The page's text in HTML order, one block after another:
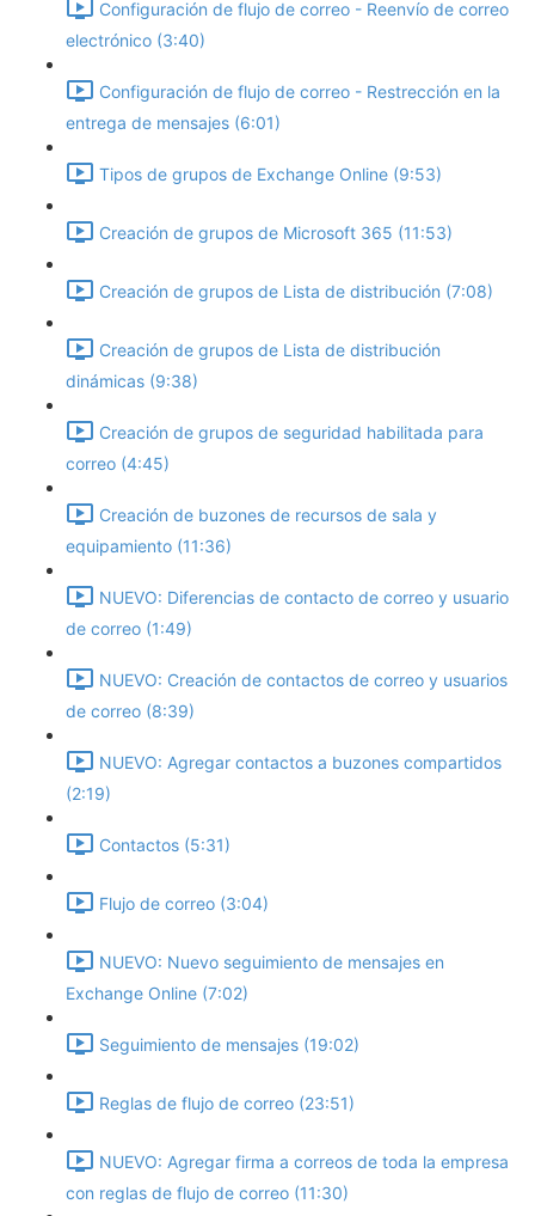
Configuración de flujo de correo - Reenvío de correo
electrónico (3:40)
Configuración de flujo de correo - Restrección en la
entrega de mensajes (6:01)
Tipos de grupos de Exchange Online (9:53)
Creación de grupos de Microsoft 365 (11:53)
Creación de grupos de Lista de distribución (7:08)
Creación de grupos de Lista de distribución
dinámicas (9:38)
Creación de grupos de seguridad habilitada para
correo (4:45)
Creación de buzones de recursos de sala y
equipamiento (11:36)
NUEVO: Diferencias de contacto de correo y usuario
de correo (1:49)
NUEVO: Creación de contactos de correo y usuarios
de correo (8:39)
NUEVO: Agregar contactos a buzones compartidos
(2:19)
Contactos (5:31)
Flujo de correo (3:04)
NUEVO: Nuevo seguimiento de mensajes en
Exchange Online (7:02)
Seguimiento de mensajes (19:02)
Reglas de flujo de correo (23:51)
NUEVO: Agregar firma a correos de toda la empresa
con reglas de flujo de correo (11:30)